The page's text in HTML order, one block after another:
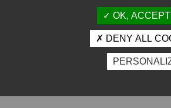
Crédits et mentions légales
Espace presse
OK,
DENY ALL